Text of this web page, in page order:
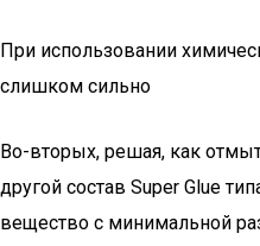
При использовании
слишком сильно
Во-вторых, решая, как
другой состав Super Glue
вещество с минимальной